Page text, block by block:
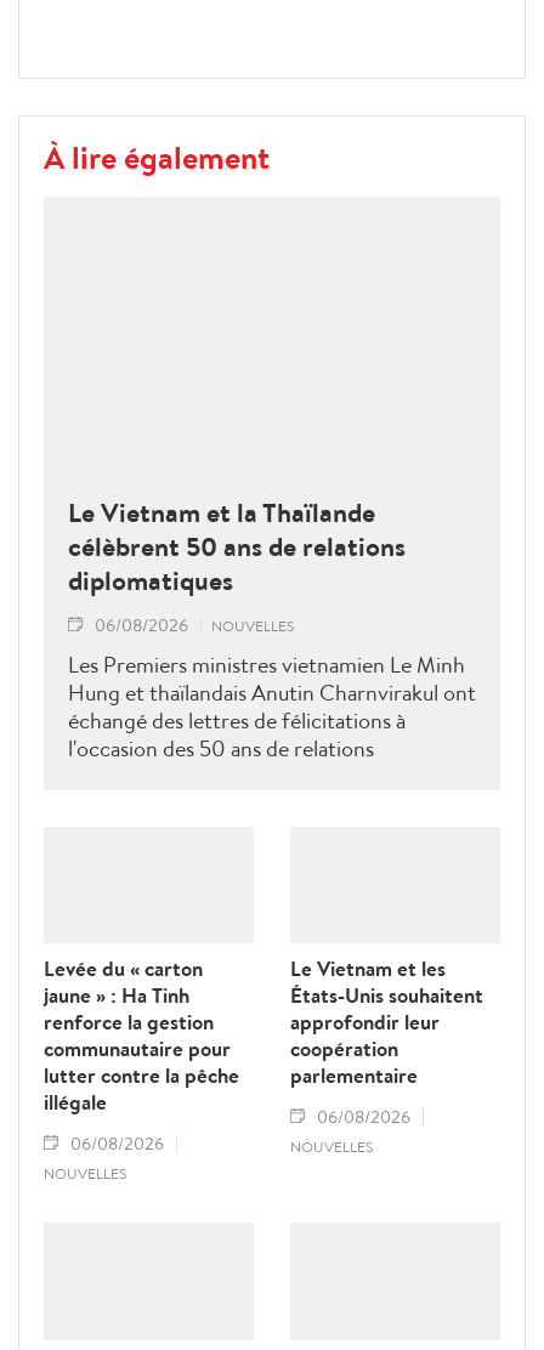
À lire également
Le Vietnam et la Thaïlande
célèbrent 50 ans de relations
diplomatiques
06/08/2026 NOUVELLES
Les Premiers ministres vietnamien Le Minh
Hung et thaïlandais Anutin Charnvirakul ont
échangé des lettres de félicitations à
l'occasion des 50 ans de relations
Levée du « carton
jaune » : Ha Tinh
renforce la gestion
communautaire pour
lutter contre la pêche
illégale
06/08/2026
NOUVELLES
Le Vietnam et les
États-Unis souhaitent
approfondir leur
coopération
parlementaire
06/08/2026
NOUVELLES